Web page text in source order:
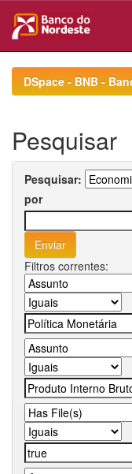
navigationDSpace - BNB -
Pesquisar
Pesquisar:
por
Filtros correntes: